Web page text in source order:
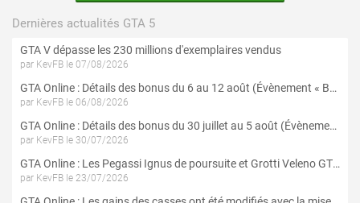
Dernières actualités GTA 5
GTA V dépasse les 230 millions d'exemplaires vendus
par KevFB le 07/08/2026
GTA Online : Détails des bonus du 6 au 12 août (Évènement « Braquages de l'été » - Suite et fin)
par KevFB le 06/08/2026
GTA Online : Détails des bonus du 30 juillet au 5 août (Évènement « Braquages d'été »)
par KevFB le 30/07/2026
GTA Online : Les Pegassi Ignus de poursuite et Grotti Veleno GT sont maintenant disponibles
par KevFB le 23/07/2026